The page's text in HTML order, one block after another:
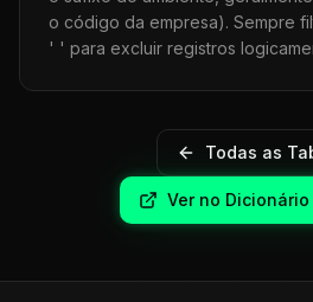
o código da empresa). Sempre
' ' para excluir registros
Todas as
Ver no